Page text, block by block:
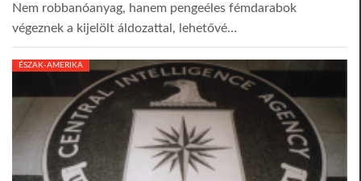
Nem robbanóanyag, hanem pengeéles fémdarabok
végeznek a kijelölt áldozattal, lehetővé…
ÉSZAK-AMERIKA